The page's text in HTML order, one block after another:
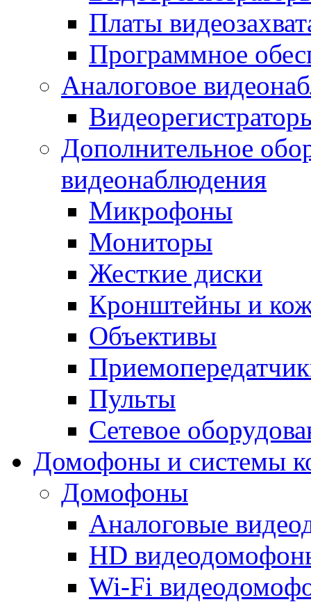
Платы
Программное
Аналоговое
Дополнительное
видеонаблюдения
Микрофоны
Мониторы
Жесткие диски
Кронштейны и
Объективы
Пульты
Сетевое
Домофоны и системы
Домофоны
Аналоговые
HD
Wi-Fi